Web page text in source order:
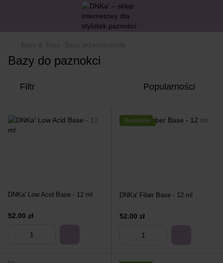
Bazy do paznokci
Filtr Popularności
DNKa' Low Acid Base - 12 ml
52.00 zł
Bestseller
DNKa' Fiber Base - 12 ml
52.00 zł